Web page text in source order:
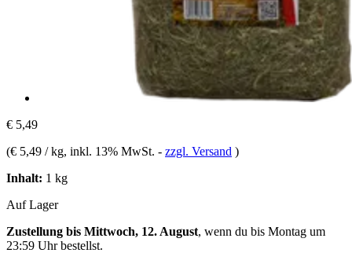
€ 5,49
(€ 5,49 / kg, inkl. 13% MwSt. - zzgl. Versand )
Inhalt: 1 kg
Auf Lager
Zustellung bis Mittwoch, 12. August, wenn du bis Montag um
23:59 Uhrbestellst.